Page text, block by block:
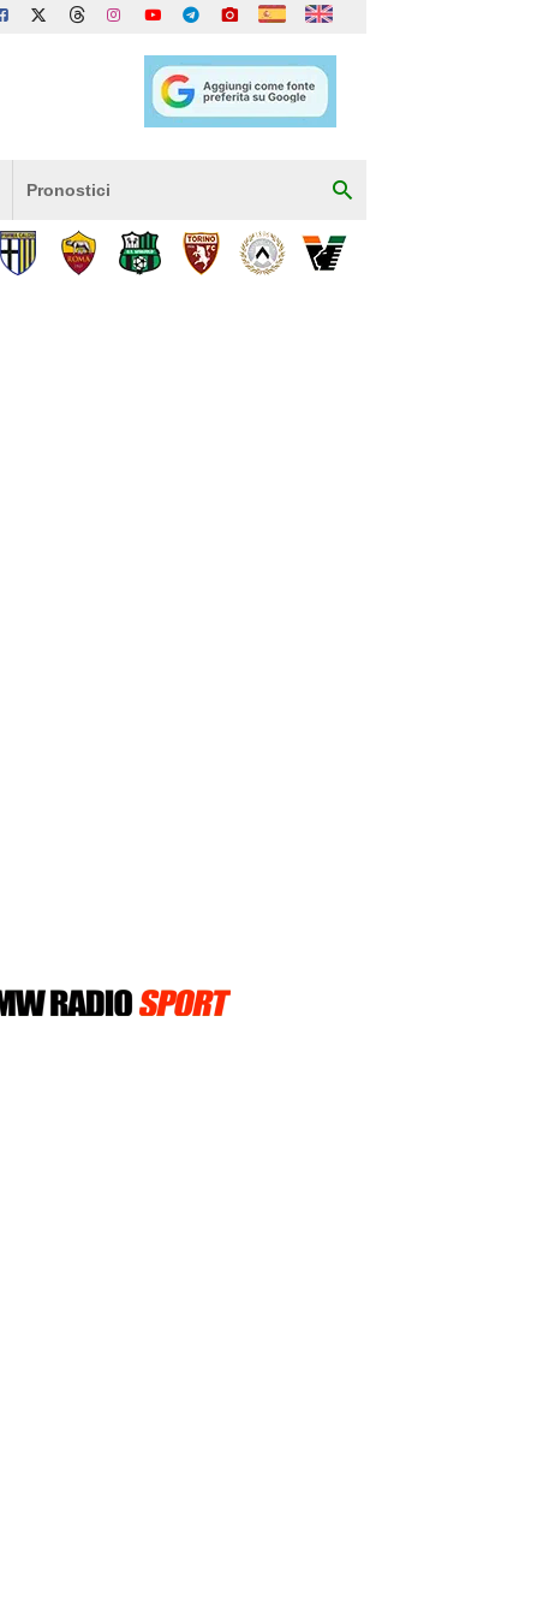
Pronostici